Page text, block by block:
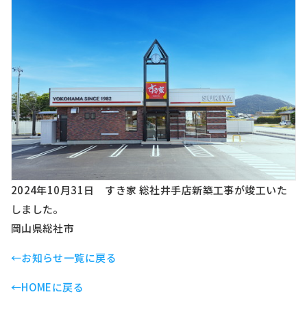
2024年10月31日 すき家 総社井手店新築工事が竣工いた
しました。
岡山県総社市
←お知らせ一覧に戻る
←HOMEに戻る